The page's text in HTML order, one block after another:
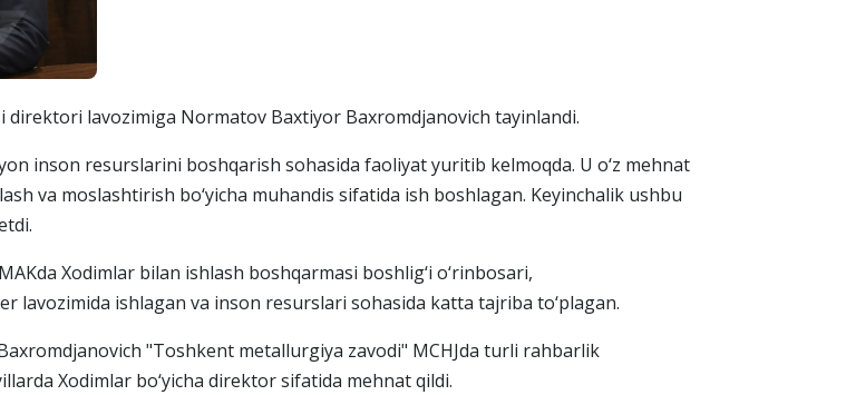
direktori lavozimiga Normatov Baxtiyor Baxromdjanovich tayinlandi.
inson resurslarini boshqarish sohasida faoliyat yuritib kelmoqda. U o‘z mehnat
va moslashtirish bo‘yicha muhandis sifatida ish boshlagan. Keyinchalik ushbu
Xodimlar bilan ishlash boshqarmasi boshlig‘i o‘rinbosari,
lavozimida ishlagan va inson resurslari sohasida katta tajriba to‘plagan.
"Toshkent metallurgiya zavodi" MCHJda turli rahbarlik
Xodimlar bo‘yicha direktor sifatida mehnat qildi.